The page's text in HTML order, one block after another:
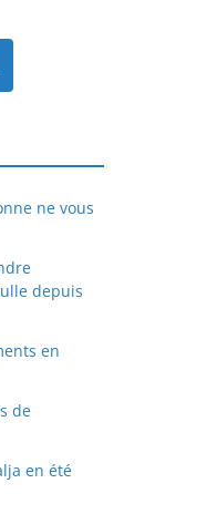
ne vous
depuis
en
de
en été